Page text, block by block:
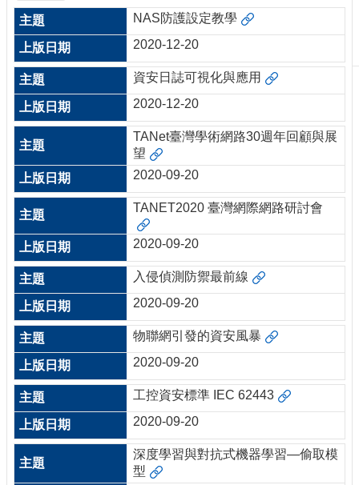
物
校
務
服
務
專
報
導
技
術
論
壇
產
業
專
欄
NAS防護設定教學
2020-12-20
資安日誌可視化與應用
2020-12-20
TANet臺灣學術網路30週年回顧與展
望
2020-09-20
TANET2020 臺灣網際網路研討會
2020-09-20
入侵偵測防禦最前線
2020-09-20
物聯網引發的資安風暴
2020-09-20
工控資安標準 IEC 62443
2020-09-20
深度學習與對抗式機器學習—偷取模
型